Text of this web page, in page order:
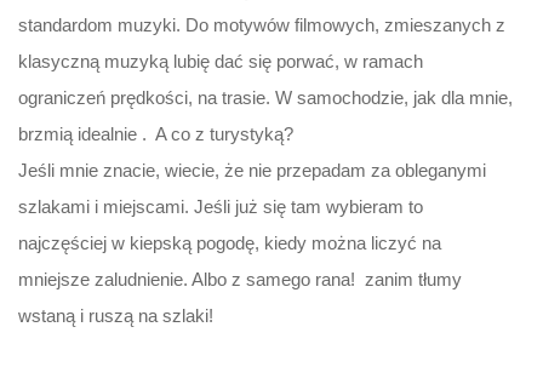
standardom muzyki. Do motywów filmowych, zmieszanych z
klasyczną muzyką lubię dać się porwać, w ramach
ograniczeń prędkości, na trasie. W samochodzie, jak dla mnie,
brzmią idealnie . A co z turystyką?
Jeśli mnie znacie, wiecie, że nie przepadam za obleganymi
szlakami i miejscami. Jeśli już się tam wybieram to
najczęściej w kiepską pogodę, kiedy można liczyć na
mniejsze zaludnienie. Albo z samego rana! zanim tłumy
wstaną i ruszą na szlaki!